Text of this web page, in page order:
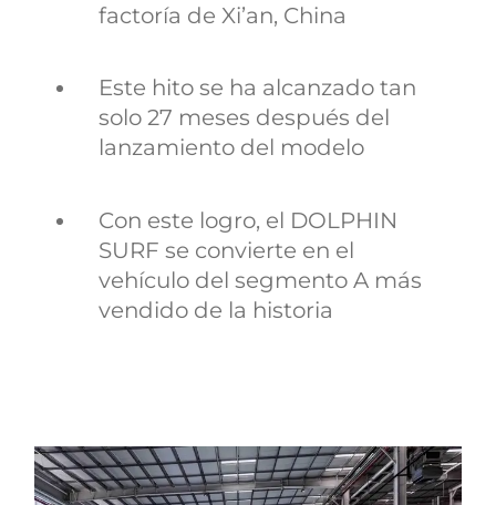
factoría de Xi’an, China
Este hito se ha alcanzado tan
solo 27 meses después del
lanzamiento del modelo
Con este logro, el DOLPHIN
SURF se convierte en el
vehículo del segmento A más
vendido de la historia